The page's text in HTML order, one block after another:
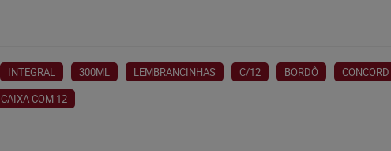
INTEGRAL 300ML LEMBRANCINHAS C/12 BORDÔ CONCORD
CAIXA COM 12